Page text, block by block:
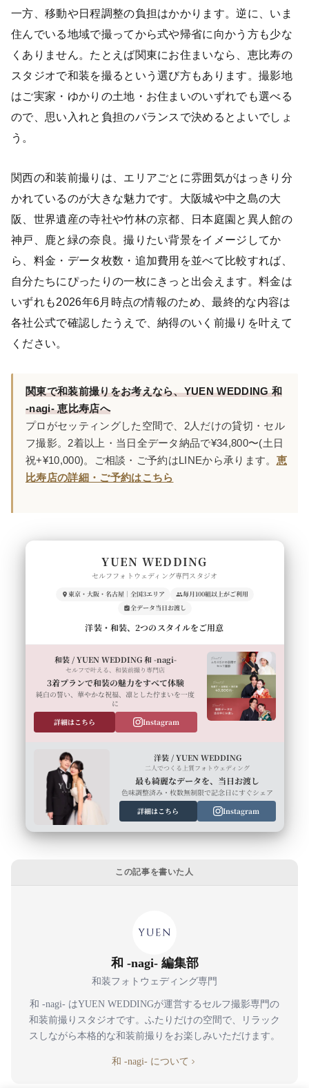
一方、移動や日程調整の負担はかかります。逆に、いま
住んでいる地域で撮ってから式や帰省に向かう方も少な
くありません。たとえば関東にお住まいなら、恵比寿の
スタジオで和装を撮るという選び方もあります。撮影地
はご実家・ゆかりの土地・お住まいのいずれでも選べる
ので、思い入れと負担のバランスで決めるとよいでしょ
う。
関西の和装前撮りは、エリアごとに雰囲気がはっきり分
かれているのが大きな魅力です。大阪城や中之島の大
阪、世界遺産の寺社や竹林の京都、日本庭園と異人館の
神戸、鹿と緑の奈良。撮りたい背景をイメージしてか
ら、料金・データ枚数・追加費用を並べて比較すれば、
自分たちにぴったりの一枚にきっと出会えます。料金は
いずれも2026年6月時点の情報のため、最終的な内容は
各社公式で確認したうえで、納得のいく前撮りを叶えて
ください。
関東で和装前撮りをお考えなら、YUEN WEDDING 和
-nagi- 恵比寿店へ
プロがセッティングした空間で、2人だけの貸切・セル
フ撮影。2着以上・当日全データ納品で¥34,800〜(土日
祝+¥10,000)。ご相談・ご予約はLINEから承ります。 恵
比寿店の詳細・ご予約はこちら
YUEN WEDDING
セルフフォトウェディング専門スタジオ
東京・大阪・名古屋｜全国3エリア
毎月100組以上がご利用
全データ当日お渡し
洋装・和装、2つのスタイルをご用意
和装 / YUEN WEDDING 和 -nagi-
セルフで叶える、和装前撮り専門店
3着プランで和装の魅力をすべて体験
純白の誓い、華やかな祝福、凛とした佇まいを一度
に
詳細はこちら
Instagram
洋装 / YUEN WEDDING
二人でつくる上質フォトウェディング
最も綺麗なデータを、当日お渡し
色味調整済み・枚数無制限で記念日にすぐシェア
詳細はこちら
Instagram
この記事を書いた人
和 -nagi- 編集部
和装フォトウェディング専門
和 -nagi- はYUEN WEDDINGが運営するセルフ撮影専門の
和装前撮りスタジオです。ふたりだけの空間で、リラック
スしながら本格的な和装前撮りをお楽しみいただけます。
和 -nagi- について